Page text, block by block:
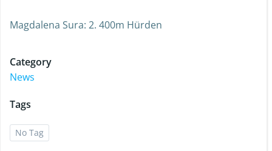
Magdalena Sura: 2. 400m Hürden
Category
News
Tags
No Tag